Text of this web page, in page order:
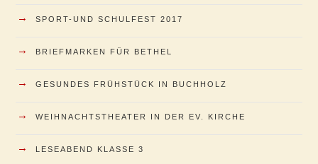
→ SPORT-UND SCHULFEST 2017
→ BRIEFMARKEN FÜR BETHEL
→ GESUNDES FRÜHSTÜCK IN BUCHHOLZ
→ WEIHNACHTSTHEATER IN DER EV. KIRCHE
→ LESEABEND KLASSE 3